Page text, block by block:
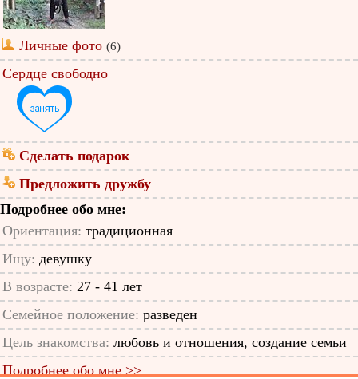
Личные фото (6)
Сердце свободно
Сделать подарок
Предложить дружбу
Подробнее обо мне:
Ориентация: традиционная
Ищу: девушку
В возрасте: 27 - 41 лет
Семейное положение: разведен
Цель знакомства: любовь и отношения, создание семьи
Подробнее обо мне >>